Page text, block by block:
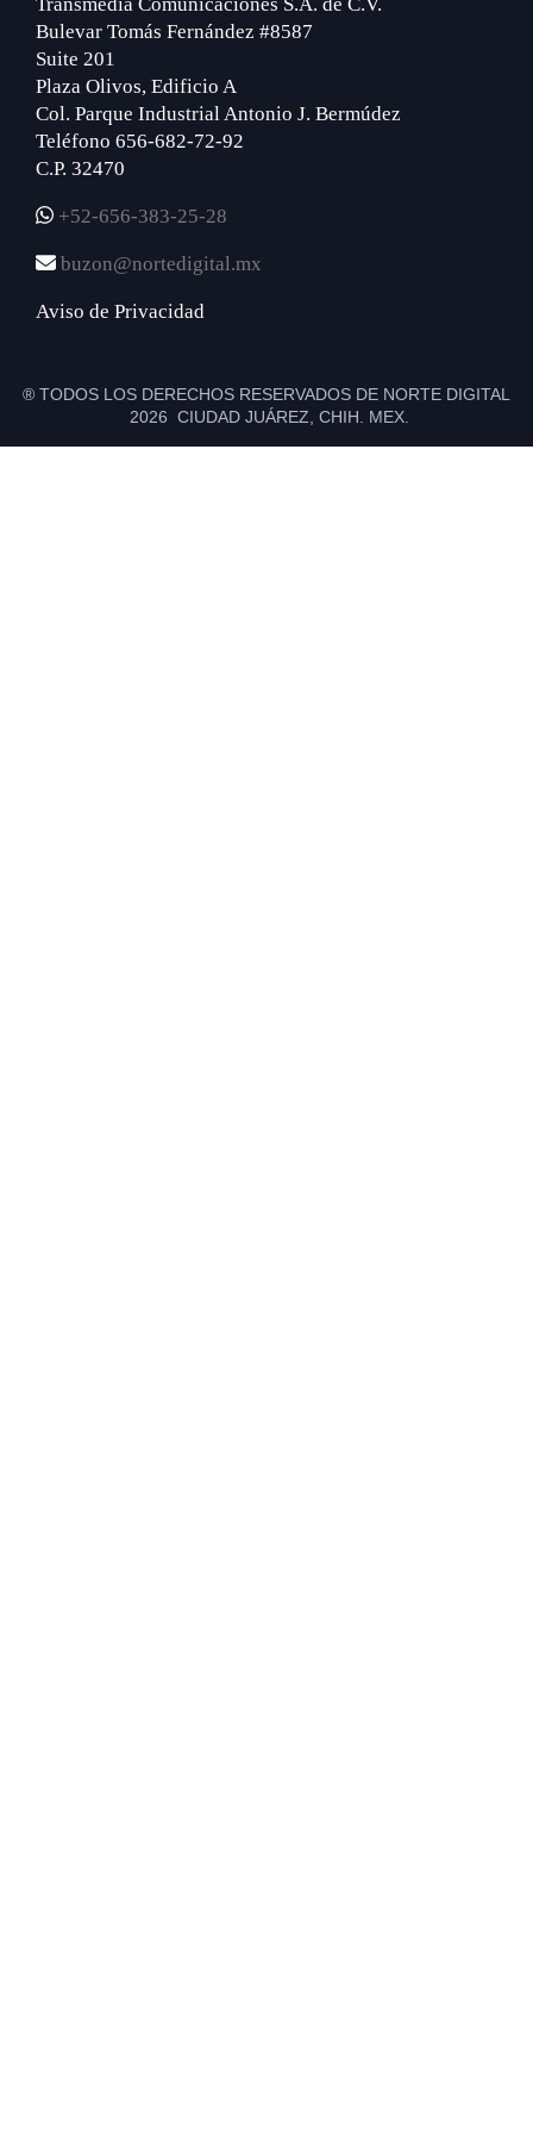
Bulevar Tomás Fernández #8587
Suite 201
Plaza Olivos, Edificio A
Col. Parque Industrial Antonio J. Bermúdez
Teléfono 656-682-72-92
C.P. 32470
+52-656-383-25-28
buzon@nortedigital.mx
Aviso de Privacidad
® TODOS LOS DERECHOS RESERVADOS DE NORTE DIGITAL
2026 CIUDAD JUÁREZ, CHIH. MEX.